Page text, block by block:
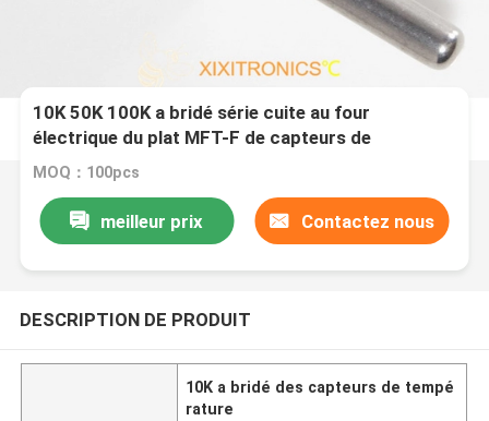
10K 50K 100K a bridé série cuite au four
électrique du plat MFT-F de capteurs de
température
MOQ：100pcs
meilleur prix Contactez nous
DESCRIPTION DE PRODUIT
10K a bridé des capteurs de tempé
rature